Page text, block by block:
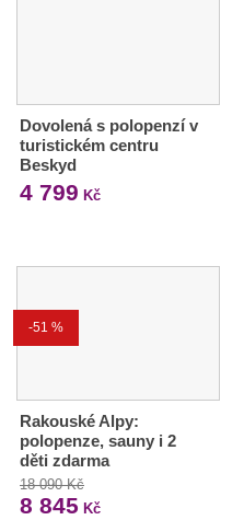
Dovolená s polopenzí v
turistickém centru
Beskyd
4 799 Kč
-51 %
Rakouské Alpy:
polopenze, sauny i 2
děti zdarma
18 090 Kč
8 845 Kč